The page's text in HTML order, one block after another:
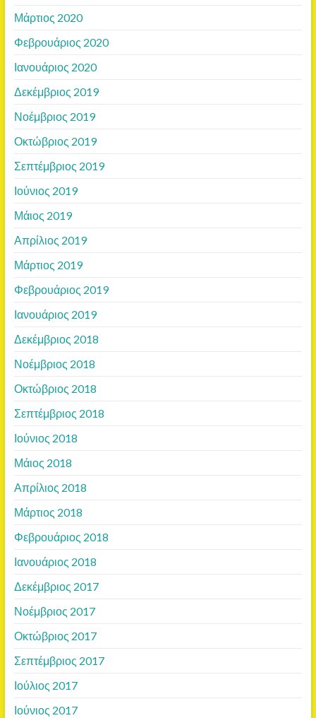
Μάρτιος 2020
Φεβρουάριος 2020
Ιανουάριος 2020
Δεκέμβριος 2019
Νοέμβριος 2019
Οκτώβριος 2019
Σεπτέμβριος 2019
Ιούνιος 2019
Μάιος 2019
Απρίλιος 2019
Μάρτιος 2019
Φεβρουάριος 2019
Ιανουάριος 2019
Δεκέμβριος 2018
Νοέμβριος 2018
Οκτώβριος 2018
Σεπτέμβριος 2018
Ιούνιος 2018
Μάιος 2018
Απρίλιος 2018
Μάρτιος 2018
Φεβρουάριος 2018
Ιανουάριος 2018
Δεκέμβριος 2017
Νοέμβριος 2017
Οκτώβριος 2017
Σεπτέμβριος 2017
Ιούλιος 2017
Ιούνιος 2017